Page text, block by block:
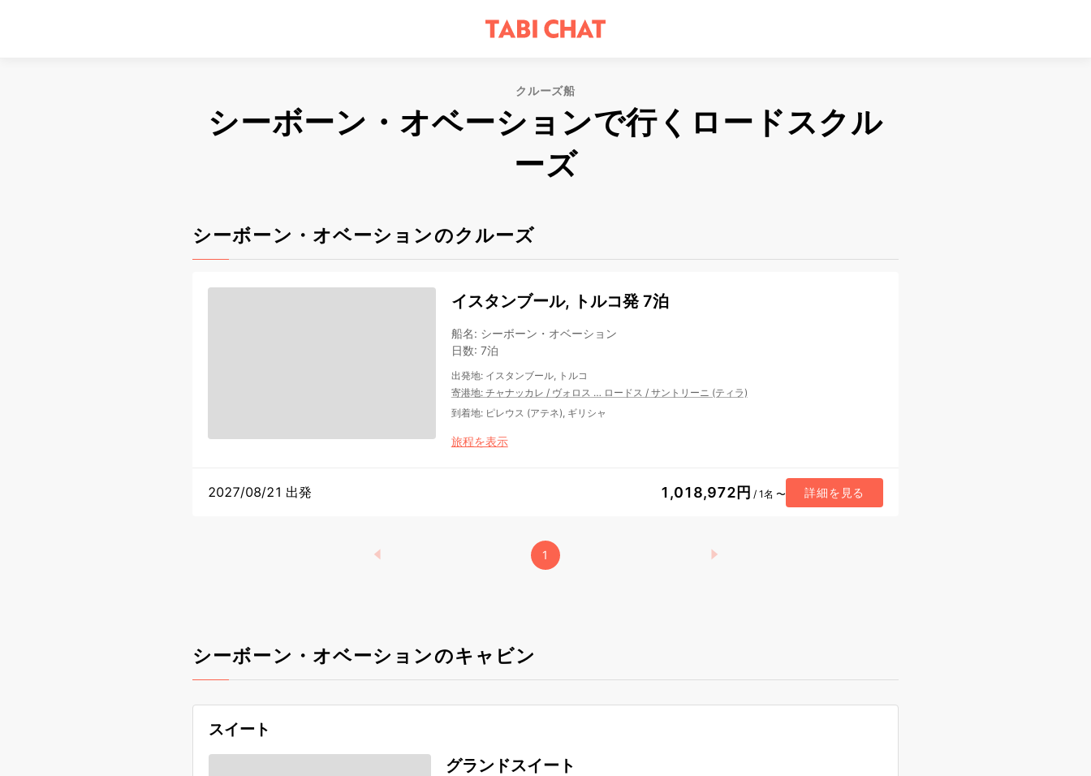
クルーズ船
シーボーン・オベーションで行くロードスクル
ーズ
シーボーン・オベーションのクルーズ
イスタンブール, トルコ発 7泊
船名: シーボーン・オベーション
日数: 7泊
出発地: イスタンブール, トルコ
寄港地: チャナッカレ / ヴォロス … ロードス / サントリーニ (ティラ)
到着地: ピレウス (アテネ), ギリシャ
旅程を表示
2027/08/21 出発 1,018,972円 / 1名 〜 詳細を見る
1
シーボーン・オベーションのキャビン
スイート
グランドスイート